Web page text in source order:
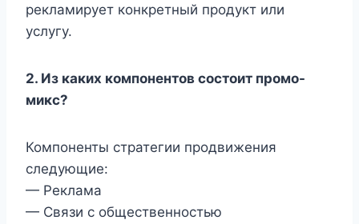
рекламирует конкретный продукт или
услугу.
2. Из каких компонентов состоит промо-
микс?
Компоненты стратегии продвижения
следующие:
— Реклама
— Связи с общественностью